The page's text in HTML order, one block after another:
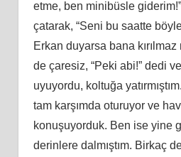
etme, ben minibüsle
çatarak, “Seni bu saatte
Erkan duyarsa bana kırılmaz
de çaresiz, “Peki abi!” dedi
uyuyordu, koltuğa
tam karşımda oturuyor ve
konuşuyorduk. Ben ise yine
derinlere dalmıştım. Birkaç